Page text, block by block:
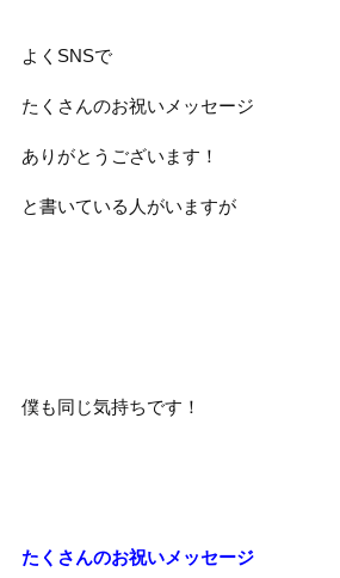
よくSNSで
たくさんのお祝いメッセージ
ありがとうございます！
と書いている人がいますが
僕も同じ気持ちです！
たくさんのお祝いメッセージ